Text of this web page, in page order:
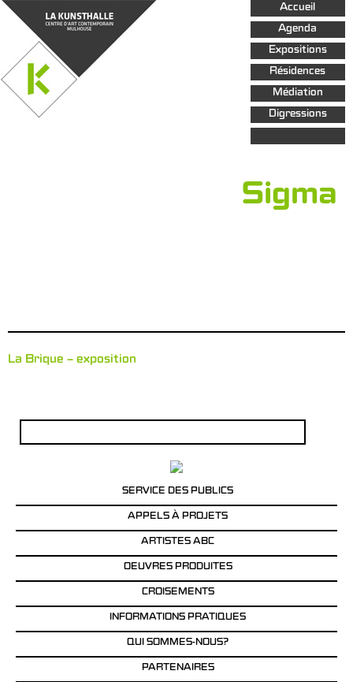
Aller au
contenu
principal
Accueil
Agenda
Expositions
Résidences
Médiation
Digressions
Sigma
La Brique – exposition
SERVICE DES PUBLICS
APPELS À PROJETS
ARTISTES ABC
OEUVRES PRODUITES
CROISEMENTS
INFORMATIONS PRATIQUES
QUI SOMMES-NOUS?
PARTENAIRES